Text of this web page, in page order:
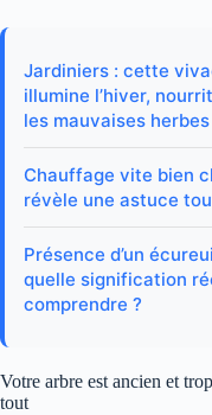
Jardiniers : cette
illumine l’hiver,
les mauvaises herbes
Chauffage vite bien
révèle une astuce
Présence d’un
quelle signification
comprendre ?
Votre arbre est ancien et
tout